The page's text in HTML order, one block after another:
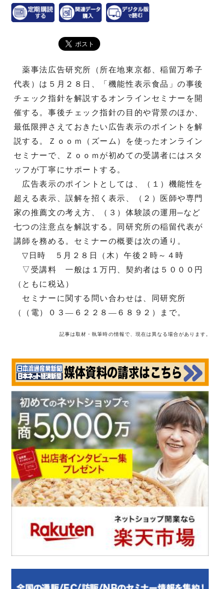
薬事法広告研究所（所在地東京都、稲留万希子
代表）は５月２８日、「機能性表示食品」の事後
チェック指針を解説するオンラインセミナーを開
催する。事後チェック指針の目的や背景のほか、
最低限押さえておきたい広告表示のポイントを解
説する。Ｚｏｏｍ（ズーム）を使ったオンライン
セミナーで、Ｚｏｏｍが初めての受講者にはスタ
ッフが丁寧にサポートする。
広告表示のポイントとしては、（１）機能性を
超える表示、誤解を招く表示、（２）医師や専門
家の推薦文の考え方、（３）体験談の運用─など
七つの注意点を解説する。同研究所の稲留代表が
講師を務める。セミナーの概要は次の通り。
▽日時 ５月２８日（木）午後２時～４時
▽受講料 一般は１万円、契約者は５０００円
（ともに税込）
セミナーに関する問い合わせは、同研究所
（（電）０３―６２２８―６８９２）まで。
記事は取材・執筆時の情報で、現在は異なる場合があります。